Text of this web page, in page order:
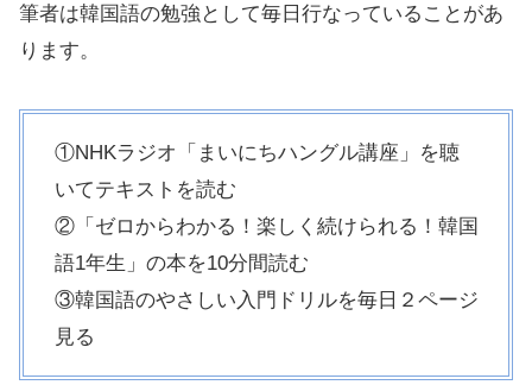
筆者は韓国語の勉強として毎日行なっていることがあ
ります。
①NHKラジオ「まいにちハングル講座」を聴
いてテキストを読む
②「ゼロからわかる！楽しく続けられる！韓国
語1年生」の本を10分間読む
③韓国語のやさしい入門ドリルを毎日２ページ
見る